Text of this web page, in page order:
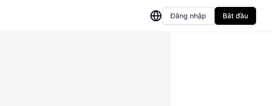
Đăng nhập Bắt đầu